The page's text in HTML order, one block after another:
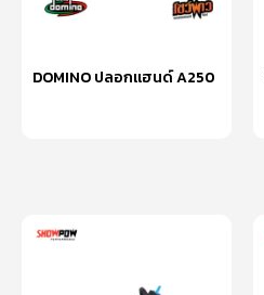
DOMINO ปลอกแฮนด์ A250